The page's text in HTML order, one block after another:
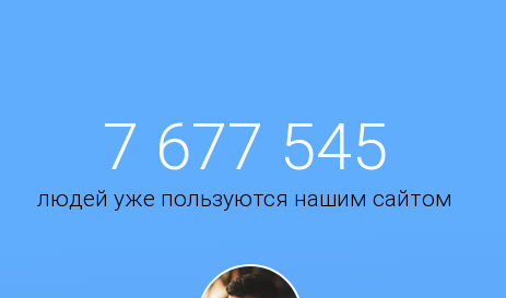
7 677 545
людей уже пользуются нашим сайтом